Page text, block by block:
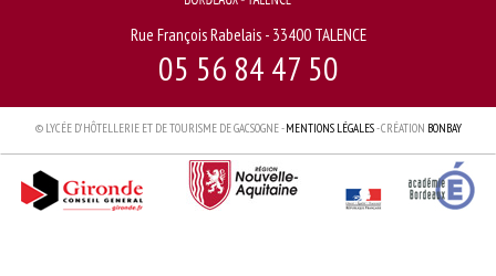
Rue François Rabelais - 33400 TALENCE
05 56 84 47 50
© LYCÉE D’HÔTELLERIE ET DE TOURISME DE GACSOGNE -MENTIONS LÉGALES- CRÉATION BONBAY